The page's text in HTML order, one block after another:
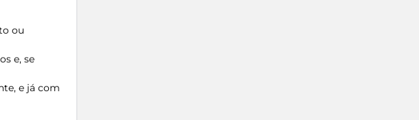
ou
e, se
e já com